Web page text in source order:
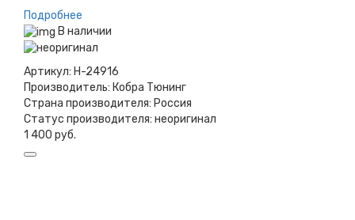
Подробнее
В наличии
Артикул: H-24916
Производитель: Кобра Тюнинг
Страна производителя: Россия
Статус производителя: неоригинал
1 400 руб.